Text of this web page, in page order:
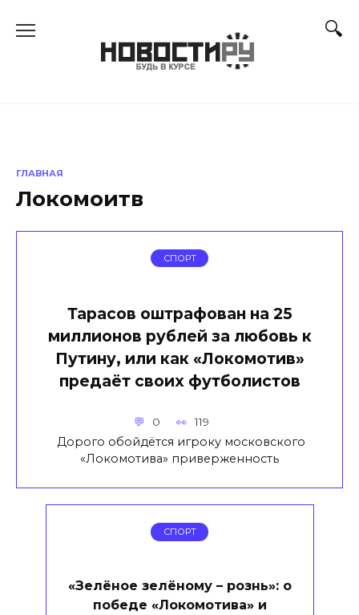
ГЛАВНАЯ
Локомоитв
СПОРТ
Тарасов оштрафован на 25
миллионов рублей за любовь к
Путину, или как «Локомотив»
предаёт своих футболистов
0 119
Дорого обойдётся игроку московского
«Локомотива» приверженность
СПОРТ
«Зелёное зелёному – рознь»: о
победе «Локомотива» и